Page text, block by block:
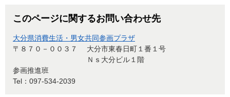
このページに関するお問い合わせ先
大分県消費生活・男女共同参画プラザ
〒８７０－００３７
大分市東春日町１番１号
Ｎｓ大分ビル１階
参画推進班
Tel：097-534-2039